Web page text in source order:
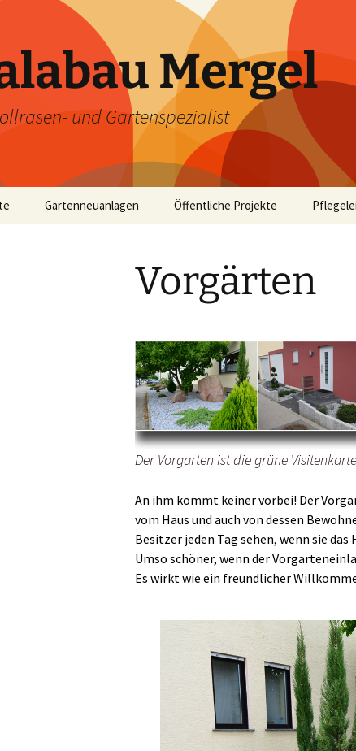
Mergel
und Gartenspezialist
Gartenneuanlagen Öffentliche Projekte
Vorgärten
Der Vorgarten ist die grüne
An ihm kommt keiner vorbei! Der
vom Haus und auch von dessen
Besitzer jeden Tag sehen, wenn sie
Umso schöner, wenn der
Es wirkt wie ein freundlicher